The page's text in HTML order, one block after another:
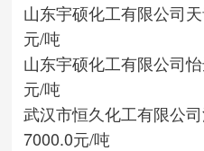
山东宇硕化工有限公司
元/吨
山东宇硕化工有限公司
元/吨
武汉市恒久化工有限公司
7000.0元/吨